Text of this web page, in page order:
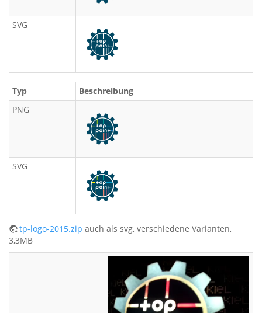
SVG
Typ
Beschreibung
PNG
SVG
tp-logo-2015.zip auch als svg, verschiedene Varianten,
3,3MB